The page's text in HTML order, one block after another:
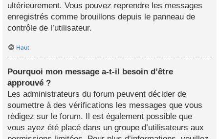
ultérieurement. Vous pouvez reprendre les messages
enregistrés comme brouillons depuis le panneau de
contrôle de l’utilisateur.
Haut
Pourquoi mon message a-t-il besoin d’être
approuvé ?
Les administrateurs du forum peuvent décider de
soumettre à des vérifications les messages que vous
rédigez sur le forum. Il est également possible que
vous ayez été placé dans un groupe d’utilisateurs aux